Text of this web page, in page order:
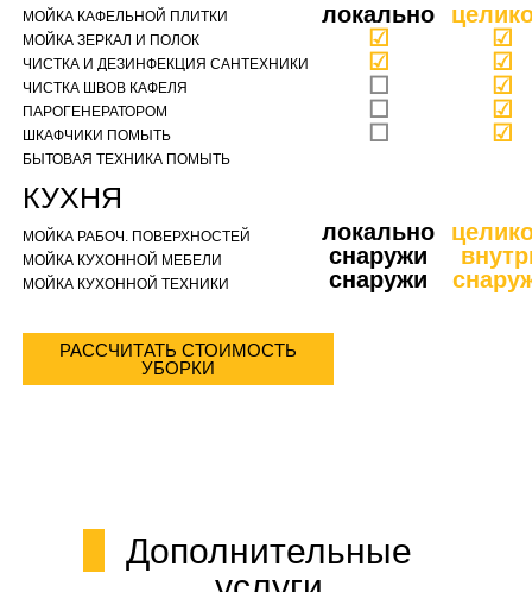
МОЙКА КАФЕЛЬНОЙ ПЛИТКИ
МОЙКА ЗЕРКАЛ И ПОЛОК
ЧИСТКА И ДЕЗИНФЕКЦИЯ САНТЕХНИКИ
ЧИСТКА ШВОВ КАФЕЛЯ
ПАРОГЕНЕРАТОРОМ
ШКАФЧИКИ ПОМЫТЬ
БЫТОВАЯ ТЕХНИКА ПОМЫТЬ
локально
☑
☑
☐
☐
☐
МОЙКА РАБОЧ. ПОВЕРХНОСТЕЙ
МОЙКА КУХОННОЙ МЕБЕЛИ
МОЙКА КУХОННОЙ ТЕХНИКИ
КУХНЯ
локально
снаружи
снаружи
☑
☑
☑
☑
☑
РАССЧИТАТЬ СТОИМОСТЬ
УБОРКИ
Дополнительные